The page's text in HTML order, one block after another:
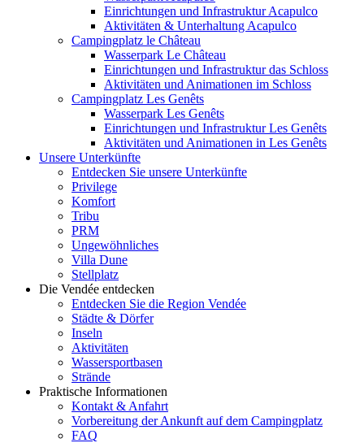
Einrichtungen und Infrastruktur Acapulco
Aktivitäten & Unterhaltung Acapulco
Campingplatz le Château
Wasserpark Le Château
Einrichtungen und Infrastruktur das Schloss
Aktivitäten und Animationen im Schloss
Campingplatz Les Genêts
Wasserpark Les Genêts
Einrichtungen und Infrastruktur Les Genêts
Aktivitäten und Animationen in Les Genêts
Unsere Unterkünfte
Entdecken Sie unsere Unterkünfte
Privilege
Komfort
Tribu
PRM
Ungewöhnliches
Villa Dune
Stellplatz
Die Vendée entdecken
Entdecken Sie die Region Vendée
Städte & Dörfer
Inseln
Aktivitäten
Wassersportbasen
Strände
Praktische Informationen
Kontakt & Anfahrt
Vorbereitung der Ankunft auf dem Campingplatz
FAQ